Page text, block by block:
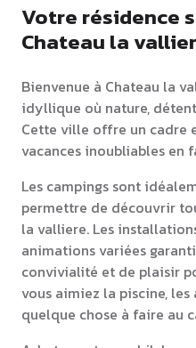
Votre résidence
Chateau la
Bienvenue à Chateau la
idyllique où nature,
Cette ville offre un cadre
vacances inoubliables en
Les campings sont
permettre de découvrir
la valliere. Les
animations variées
convivialité et de plaisir
vous aimiez la piscine,
quelque chose à faire au